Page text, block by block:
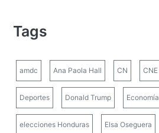
Tags
amdc Ana Paola Hall CN CNE
Deportes Donald Trump Economía
elecciones Honduras Elsa Oseguera